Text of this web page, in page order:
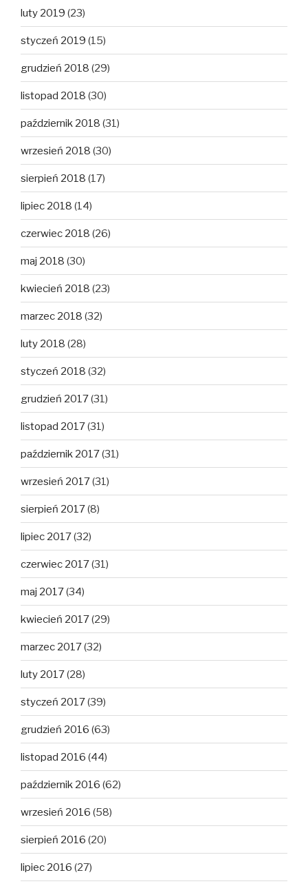
luty 2019 (23)
styczeń 2019 (15)
grudzień 2018 (29)
listopad 2018 (30)
październik 2018 (31)
wrzesień 2018 (30)
sierpień 2018 (17)
lipiec 2018 (14)
czerwiec 2018 (26)
maj 2018 (30)
kwiecień 2018 (23)
marzec 2018 (32)
luty 2018 (28)
styczeń 2018 (32)
grudzień 2017(31)
listopad 2017(31)
październik 2017(31)
wrzesień 2017(31)
sierpień 2017(8)
lipiec 2017(32)
czerwiec 2017(31)
maj 2017(34)
kwiecień 2017(29)
marzec 2017(32)
luty 2017(28)
styczeń 2017(39)
grudzień 2016 (63)
listopad 2016 (44)
październik 2016 (62)
wrzesień 2016 (58)
sierpień 2016 (20)
lipiec 2016 (27)